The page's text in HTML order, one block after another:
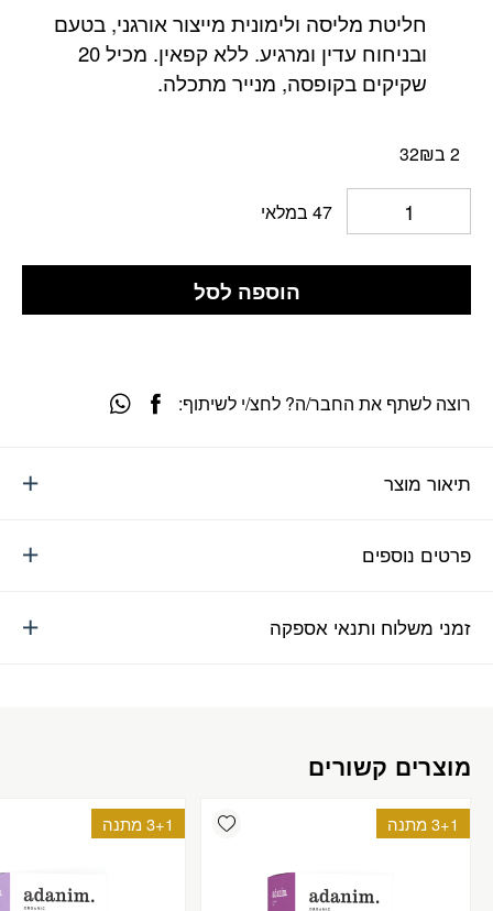
חליטת מליסה ולימונית מייצור אורגני, בטעם
ובניחוח עדין ומרגיע. ללא קפאין. מכיל 20
שקיקים בקופסה, מנייר מתכלה.
2 ב32₪
47 במלאי
הוספה לסל
תיאור מוצר
פרטים נוספים
זמני משלוח ותנאי אספקה
רוצה לשתף את החבר/ה? לחצ/י לשיתוף:
מוצרים קשורים
Add wishlist 3+1 מתנה 3+1 מתנה